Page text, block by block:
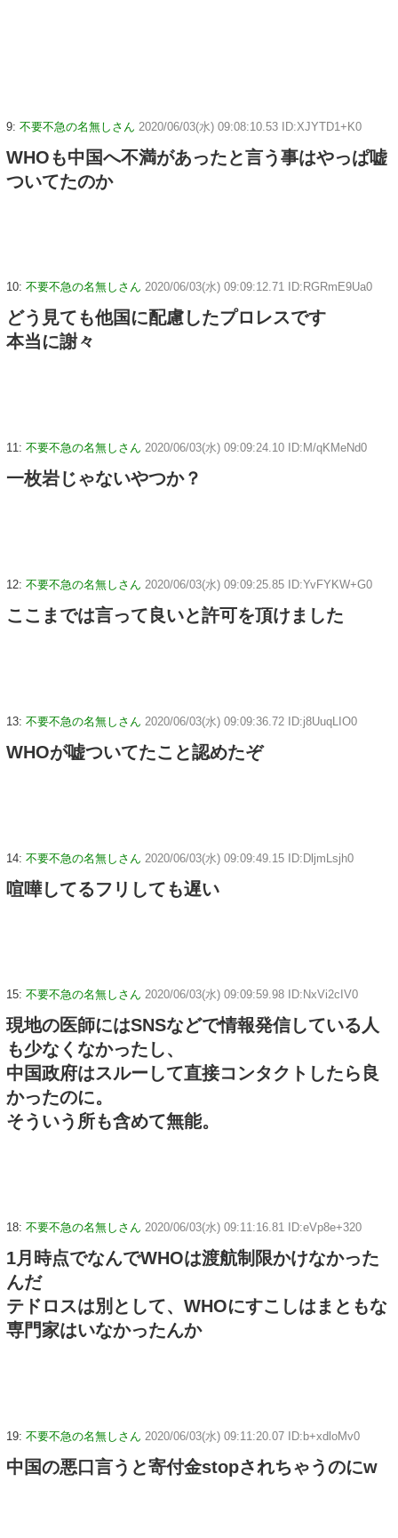
9: 不要不急の名無しさん 2020/06/03(水) 09:08:10.53 ID:XJYTD1+K0
WHOも中国へ不満があったと言う事はやっぱ嘘
ついてたのか
10: 不要不急の名無しさん 2020/06/03(水) 09:09:12.71 ID:RGRmE9Ua0
どう見ても他国に配慮したプロレスです
本当に謝々
11: 不要不急の名無しさん 2020/06/03(水) 09:09:24.10 ID:M/qKMeNd0
一枚岩じゃないやつか？
12: 不要不急の名無しさん 2020/06/03(水) 09:09:25.85 ID:YvFYKW+G0
ここまでは言って良いと許可を頂けました
13: 不要不急の名無しさん 2020/06/03(水) 09:09:36.72 ID:j8UuqLIO0
WHOが嘘ついてたこと認めたぞ
14: 不要不急の名無しさん 2020/06/03(水) 09:09:49.15 ID:DljmLsjh0
喧嘩してるフリしても遅い
15: 不要不急の名無しさん 2020/06/03(水) 09:09:59.98 ID:NxVi2cIV0
現地の医師にはSNSなどで情報発信している人
も少なくなかったし、
中国政府はスルーして直接コンタクトしたら良
かったのに。
そういう所も含めて無能。
18: 不要不急の名無しさん 2020/06/03(水) 09:11:16.81 ID:eVp8e+320
1月時点でなんでWHOは渡航制限かけなかった
んだ
テドロスは別として、WHOにすこしはまともな
専門家はいなかったんか
19: 不要不急の名無しさん 2020/06/03(水) 09:11:20.07 ID:b+xdloMv0
中国の悪口言うと寄付金stopされちゃうのにw